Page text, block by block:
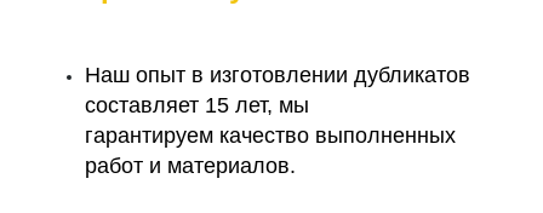
Наш опыт в изготовлении дубликатов
составляет 15 лет, мы
гарантируем качество выполненных
работ и материалов.